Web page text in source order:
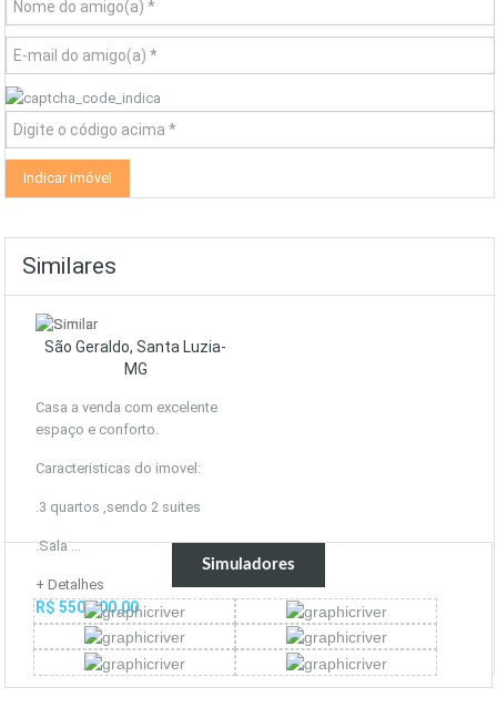
Similares
São Geraldo, Santa Luzia-
MG
Casa a venda com excelente
espaço e conforto.
Caracteristicas do imovel:
.3 quartos ,sendo 2 suites
.Sala ...
+ Detalhes
R$ 550.000,00
Simuladores